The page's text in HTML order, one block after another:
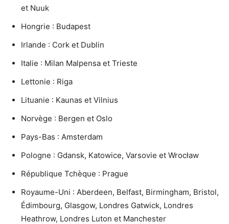
et Nuuk
Hongrie : Budapest
Irlande : Cork et Dublin
Italie : Milan Malpensa et Trieste
Lettonie : Riga
Lituanie : Kaunas et Vilnius
Norvège : Bergen et Oslo
Pays-Bas : Amsterdam
Pologne : Gdansk, Katowice, Varsovie et Wrocław
République Tchèque : Prague
Royaume-Uni : Aberdeen, Belfast, Birmingham, Bristol,
Édimbourg, Glasgow, Londres Gatwick, Londres
Heathrow, Londres Luton et Manchester